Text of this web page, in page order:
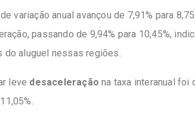
variação anual avançou de 7,91% para
passando de 9,94% para 10,45%,
aluguel nessas regiões.
leve desaceleração na taxa interanual foi